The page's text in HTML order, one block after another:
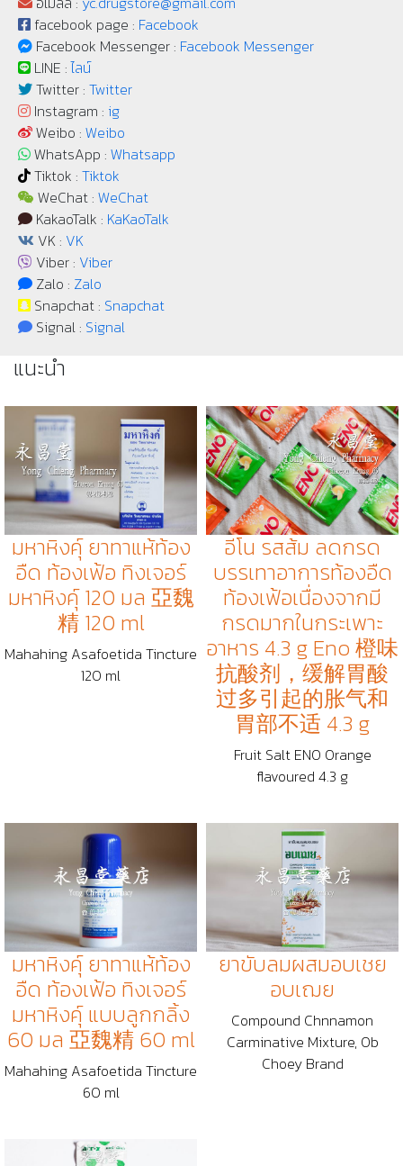
facebook page : Facebook
Facebook Messenger : Facebook Messenger
LINE :ไลน์
Twitter : Twitter
Instagram : ig
Weibo : Weibo
WhatsApp : Whatsapp
Tiktok : Tiktok
WeChat : WeChat
KakaoTalk : KaKaoTalk
VK : VK
Viber : Viber
Zalo : Zalo
Snapchat : Snapchat
Signal : Signal
แนะนำ
มหาหิงคุ์ ยาทาแห้ท้อง
อืด ท้องเฟ้อ ทิงเจอร์
มหาหิงคุ์ 120 มล 亞魏
精 120 ml
Mahahing Asafoetida Tincture
120 ml
อีโน รสส้ม ลดกรด
บรรเทาอาการท้องอืด
ท้องเฟ้อเนื่องจากมี
กรดมากในกระเพาะ
อาหาร 4.3 g Eno 橙味
抗酸剂，缓解胃酸
过多引起的胀气和
胃部不适 4.3 g
Fruit Salt ENO Orange
flavoured 4.3 g
มหาหิงคุ์ ยาทาแห้ท้อง
อืด ท้องเฟ้อ ทิงเจอร์
มหาหิงคุ์ แบบลูกกลิ้ง
60 มล 亞魏精 60 ml
Mahahing Asafoetida Tincture
60 ml
ยาขับลมผสมอบเชย
อบเฌย
Compound Chnnamon
Carminative Mixture, Ob
Choey Brand